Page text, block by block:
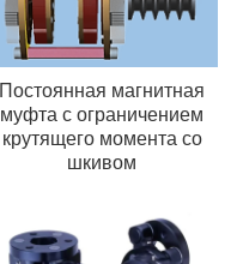
Постоянная магнитная
муфта с ограничением
крутящего момента со
шкивом